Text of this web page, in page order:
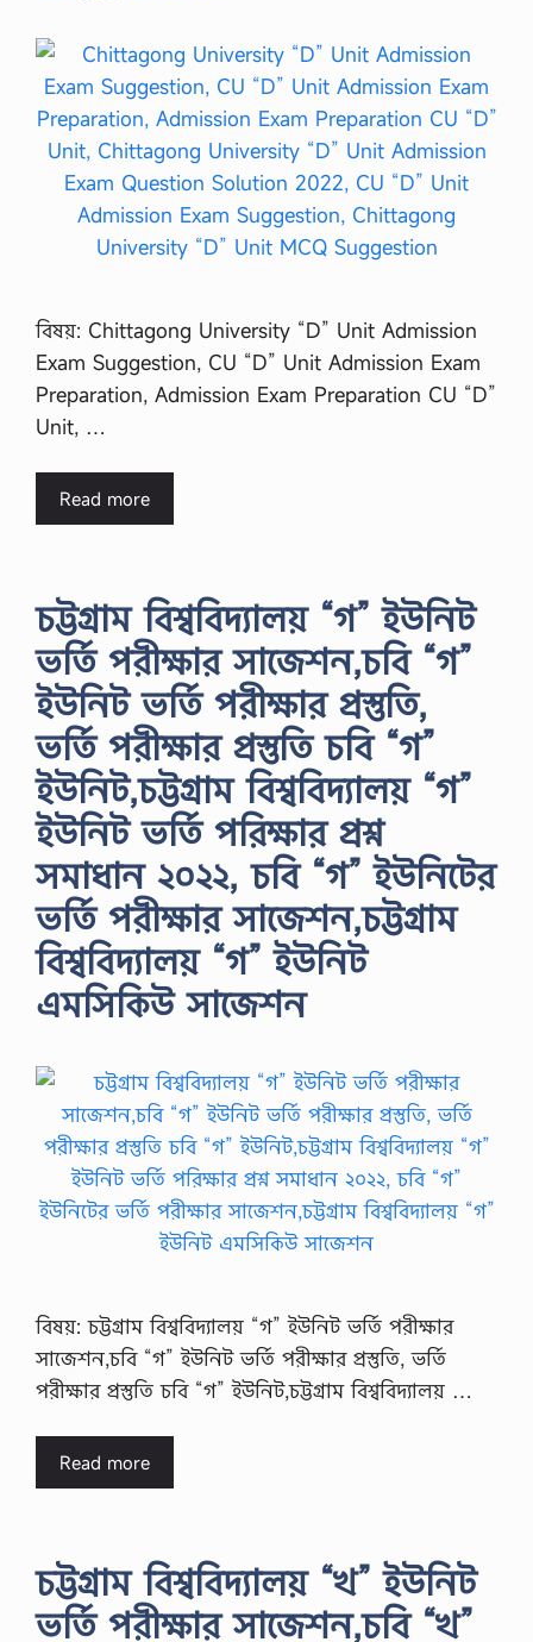
বিষয়: Chittagong University “D” Unit Admission
Exam Suggestion, CU “D” Unit Admission Exam
Preparation, Admission Exam Preparation CU “D”
Unit, …
Read more
চট্টগ্রাম বিশ্ববিদ্যালয় “গ” ইউনিট
ভর্তি পরীক্ষার সাজেশন,চবি “গ”
ইউনিট ভর্তি পরীক্ষার প্রস্তুতি,
ভর্তি পরীক্ষার প্রস্তুতি চবি “গ”
ইউনিট,চট্টগ্রাম বিশ্ববিদ্যালয় “গ”
ইউনিট ভর্তি পরিক্ষার প্রশ্ন
সমাধান ২০২২, চবি “গ” ইউনিটের
ভর্তি পরীক্ষার সাজেশন,চট্টগ্রাম
বিশ্ববিদ্যালয় “গ” ইউনিট
এমসিকিউ সাজেশন
বিষয়: চট্টগ্রাম বিশ্ববিদ্যালয় “গ” ইউনিট ভর্তি পরীক্ষার
সাজেশন,চবি “গ” ইউনিট ভর্তি পরীক্ষার প্রস্তুতি, ভর্তি
পরীক্ষার প্রস্তুতি চবি “গ” ইউনিট,চট্টগ্রাম বিশ্ববিদ্যালয় …
Read more
চট্টগ্রাম বিশ্ববিদ্যালয় “খ” ইউনিট
ভর্তি পরীক্ষার সাজেশন,চবি “খ”